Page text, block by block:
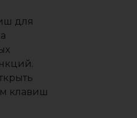
для
клавиш